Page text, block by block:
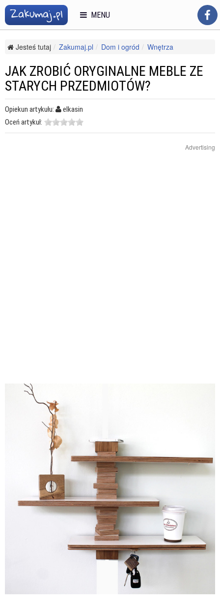
Jesteś tutaj Zakumaj.pl Dom i ogród
Wnętrza
Jak zrobić oryginalne meble ze starych przedmiotów?
JAK ZROBIĆ ORYGINALNE MEBLE ZE
STARYCH PRZEDMIOTÓW?
Opiekun artykułu:
elkasin
Oceń artykuł:
Advertising
MENU